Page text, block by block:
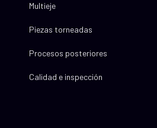
Multieje
Piezas torneadas
Procesos posteriores
Calidad e inspección